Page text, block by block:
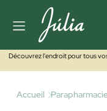
Découvrez l'endroit pour tous
Accueil